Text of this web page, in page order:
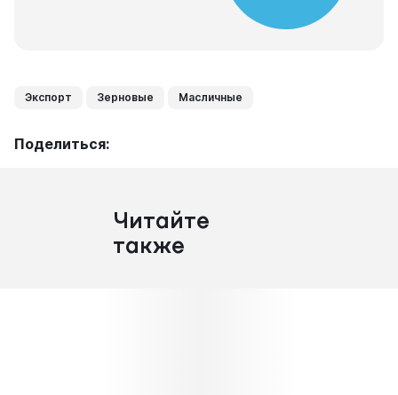
Экспорт Зерновые Масличные
Поделиться:
Читайте
также